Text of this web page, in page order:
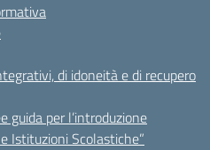
di idoneità e di recupero
guida per l’introduzione
Istituzioni Scolastiche”